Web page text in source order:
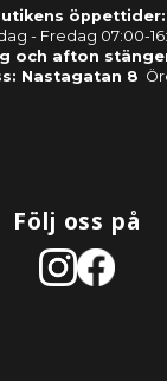
öppettider:
- Fredag 07:00-
och afton
Nastagatan 8
Följ oss på